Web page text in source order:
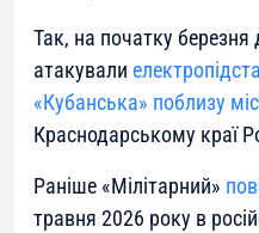
Так, на початку
атакували
«Кубанська» поблизу
Краснодарському краї
Раніше «Мілітарний»
травня 2026 року в